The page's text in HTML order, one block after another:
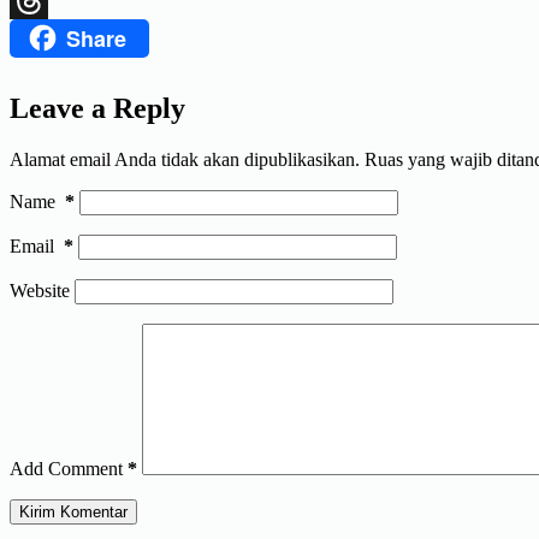
ThreadsShare
Leave a Reply
Alamat email Anda tidak akan dipublikasikan. Ruas yang wajib
Name *
Email *
Website
Add Comment *
Kirim Komentar